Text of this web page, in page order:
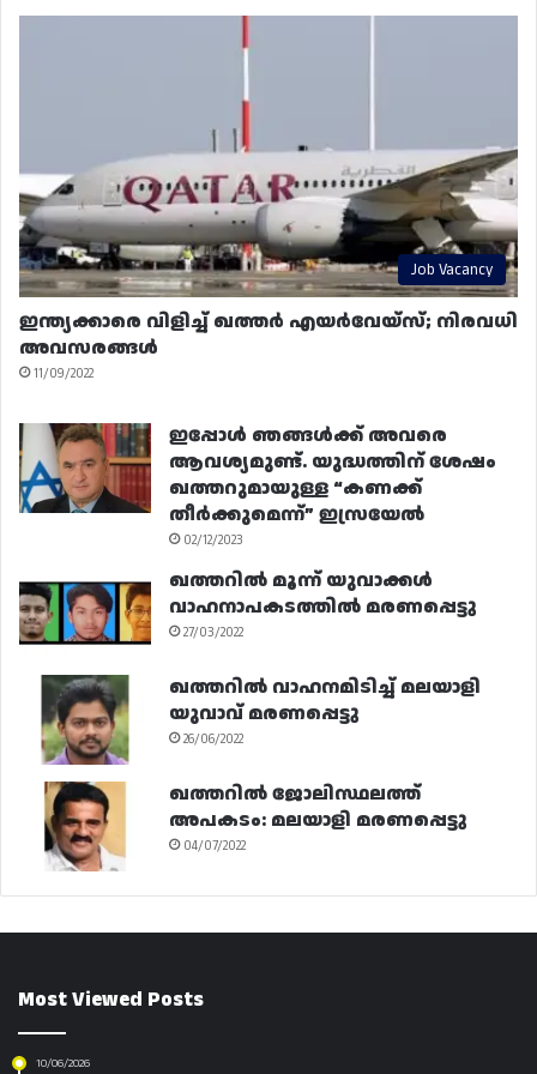
Job Vacancy
ഇന്ത്യക്കാരെ വിളിച്ച് ഖത്തർ എയർവേയ്‌സ്; നിരവധി
അവസരങ്ങൾ
11/09/2022
ഇപ്പോൾ ഞങ്ങൾക്ക് അവരെ
ആവശ്യമുണ്ട്. യുദ്ധത്തിന് ശേഷം
ഖത്തറുമായുള്ള “കണക്ക്
തീർക്കുമെന്ന്” ഇസ്രയേൽ
02/12/2023
ഖത്തറിൽ മൂന്ന് യുവാക്കൾ
വാഹനാപകടത്തിൽ മരണപ്പെട്ടു
27/03/2022
ഖത്തറിൽ വാഹനമിടിച്ച് മലയാളി
യുവാവ് മരണപ്പെട്ടു
26/06/2022
ഖത്തറിൽ ജോലിസ്ഥലത്ത്
അപകടം: മലയാളി മരണപ്പെട്ടു
04/07/2022
Most Viewed Posts
10/06/2026